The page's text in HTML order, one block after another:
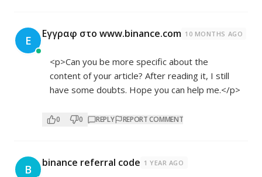
Ε Εγγραφ στο www.binance.com 10 MONTHS AGO
<p>Can you be more specific about the
content of your article? After reading it, I still
have some doubts. Hope you can help me.</p>
0 0 REPLY REPORT COMMENT
B binance referral code 1 YEAR AGO